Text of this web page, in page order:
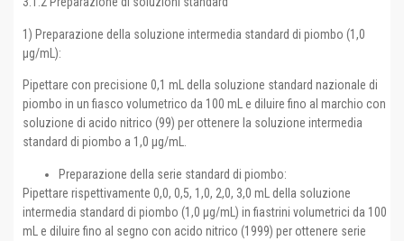
1) Preparazione della soluzione intermedia standard di piombo (1,0
μg/mL):
Pipettare con precisione 0,1 mL della soluzione standard nazionale di
piombo in un fiasco volumetrico da 100 mL e diluire fino al marchio con
soluzione di acido nitrico (99) per ottenere la soluzione intermedia
standard di piombo a 1,0 μg/mL.
Preparazione della serie standard di piombo:
Pipettare rispettivamente 0,0, 0,5, 1,0, 2,0, 3,0 mL della soluzione
intermedia standard di piombo (1,0 μg/mL) in fiastrini volumetrici da 100
mL e diluire fino al segno con acido nitrico (1999) per ottenere serie